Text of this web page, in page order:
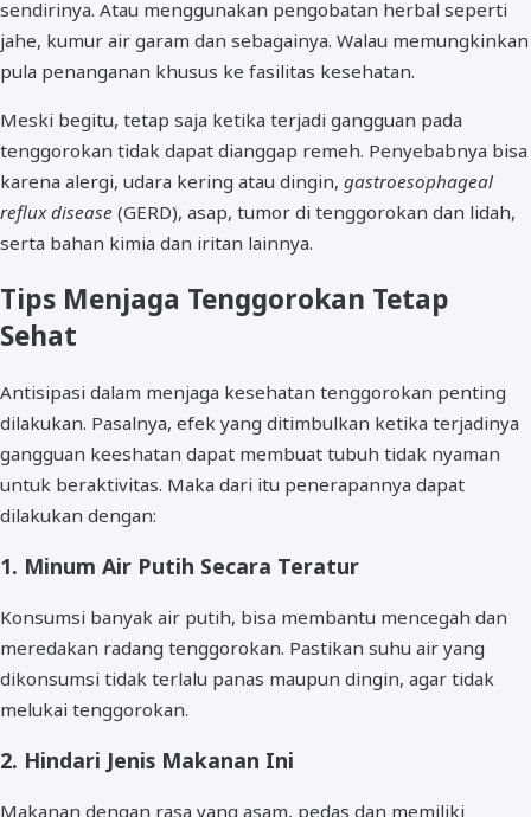
sendirinya. Atau menggunakan pengobatan herbal seperti
jahe, kumur air garam dan sebagainya. Walau memungkinkan
pula penanganan khusus ke fasilitas kesehatan.
Meski begitu, tetap saja ketika terjadi gangguan pada
tenggorokan tidak dapat dianggap remeh. Penyebabnya bisa
karena alergi, udara kering atau dingin, gastroesophageal
reflux disease (GERD), asap, tumor di tenggorokan dan lidah,
serta bahan kimia dan iritan lainnya.
Tips Menjaga Tenggorokan Tetap
Sehat
Antisipasi dalam menjaga kesehatan tenggorokan penting
dilakukan. Pasalnya, efek yang ditimbulkan ketika terjadinya
gangguan keeshatan dapat membuat tubuh tidak nyaman
untuk beraktivitas. Maka dari itu penerapannya dapat
dilakukan dengan:
1. Minum Air Putih Secara Teratur
Konsumsi banyak air putih, bisa membantu mencegah dan
meredakan radang tenggorokan. Pastikan suhu air yang
dikonsumsi tidak terlalu panas maupun dingin, agar tidak
melukai tenggorokan.
2. Hindari Jenis Makanan Ini
Makanan dengan rasa yang asam, pedas dan memiliki